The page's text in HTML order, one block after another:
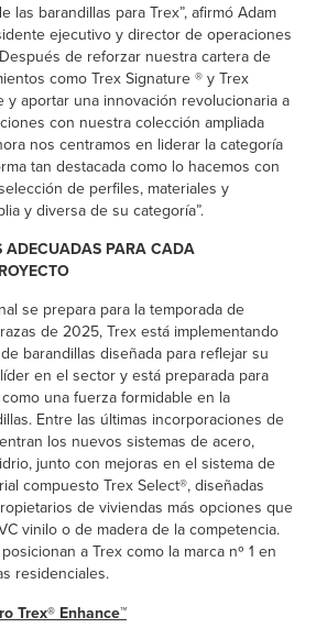
las barandillas para Trex”, afirmó Adam
ejecutivo y director de operaciones
de reforzar nuestra cartera de
como Trex Signature ® y Trex
y aportar una innovación revolucionaria a
con nuestra colección ampliada
nos centramos en liderar la categoría
tan destacada como lo hacemos con
de perfiles, materiales y
y diversa de su categoría”.
ADECUADAS PARA CADA
se prepara para la temporada de
de 2025, Trex está implementando
barandillas diseñada para reflejar su
en el sector y está preparada para
una fuerza formidable en la
Entre las últimas incorporaciones de
los nuevos sistemas de acero,
junto con mejoras en el sistema de
compuesto Trex Select®, diseñadas
de viviendas más opciones que
vinilo o de madera de la competencia.
a Trex como la marca nº 1 en
residenciales.
Trex® Enhance™